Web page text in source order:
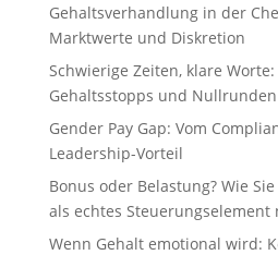
Gehaltsverhandlung in der
Marktwerte und Diskretion
Schwierige Zeiten, klare Worte:
Gehaltsstopps und
Gender Pay Gap: Vom
Leadership-Vorteil
Bonus oder Belastung? Wie
als echtes Steuerungselement
Wenn Gehalt emotional wird: